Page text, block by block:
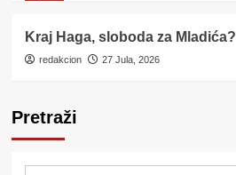
Kraj Haga, sloboda za Mladića?
redakcion 27 Jula, 2026
Pretraži